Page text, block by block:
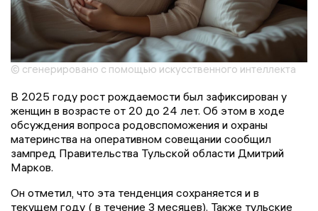
© сгенерировано с помощью искусственного интеллекта
В 2025 году рост рождаемости был зафиксирован у
женщин в возрасте от 20 до 24 лет. Об этом в ходе
обсуждения вопроса родовспоможения и охраны
материнства на оперативном совещании сообщил
зампред Правительства Тульской области Дмитрий
Марков.
Он отметил, что эта тенденция сохраняется и в
текущем году ( в течение 3 месяцев). Также тульские